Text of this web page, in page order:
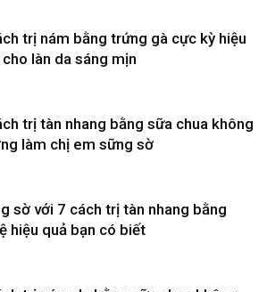
trị nám bằng trứng gà cực kỳ hiệu
cho làn da sáng mịn
trị tàn nhang bằng sữa chua không
làm chị em sững sờ
sờ với 7 cách trị tàn nhang bằng
hiệu quả bạn có biết